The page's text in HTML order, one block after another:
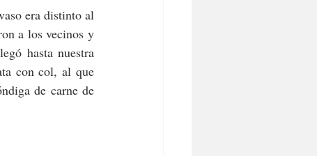
era distinto al
a los vecinos y
hasta nuestra
con col, al que
de carne de